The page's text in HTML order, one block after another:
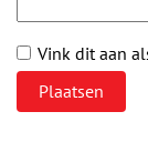
Vink dit aan